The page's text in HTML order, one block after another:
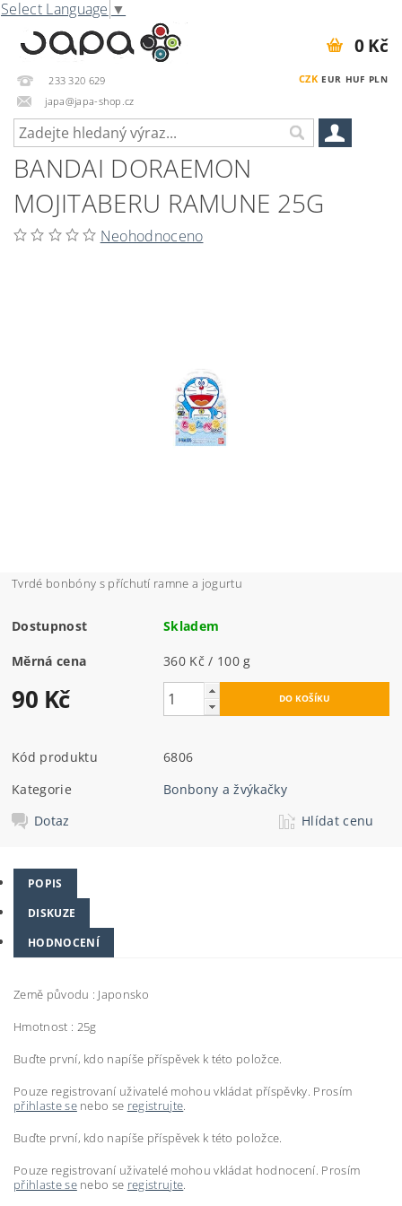
Select Language ▼
233 320 629
japa@japa-shop.cz
CZK EUR HUF PLN
0 Kč
BANDAI DORAEMON
MOJITABERU RAMUNE 25G
Neohodnoceno
Tvrdé bonbóny s příchutí ramne a jogurtu
Dostupnost Skladem
Měrná cena 360 Kč / 100 g
90 Kč
Kód produktu
6806
Kategorie
Bonbony a žvýkačky
Dotaz
Hlídat cenu
POPIS
DISKUZE
HODNOCENÍ
Země původu : Japonsko
Hmotnost : 25g
Buďte první, kdo napíše příspěvek k této položce.
Pouze registrovaní uživatelé mohou vkládat příspěvky. Prosím
přihlaste senebo se registrujte.
Buďte první, kdo napíše příspěvek k této položce.
Pouze registrovaní uživatelé mohou vkládat hodnocení. Prosím
přihlaste senebo se registrujte.